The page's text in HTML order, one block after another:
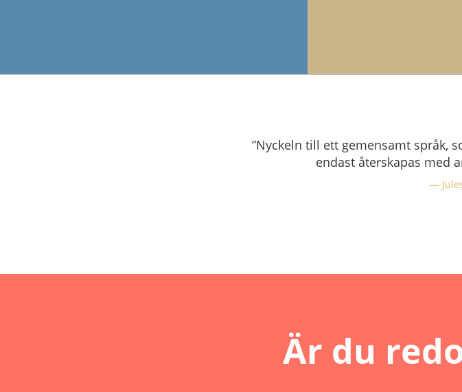
”Nyckeln till ett gemensamt språk,
endast återskapas med
Är du